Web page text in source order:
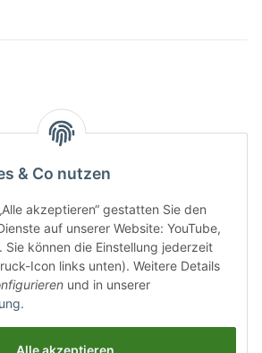
& Co nutzen
akzeptieren“ gestatten Sie den
auf unserer Website: YouTube,
Sie können die Einstellung jederzeit
Icon links unten). Weitere Details
und in unserer
.
Alle akzeptieren